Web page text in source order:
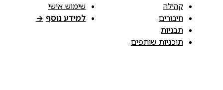
קהילה
חיבורים
תבניות
תוכניות שותפים
שימוש אישי
למידע נוסף →